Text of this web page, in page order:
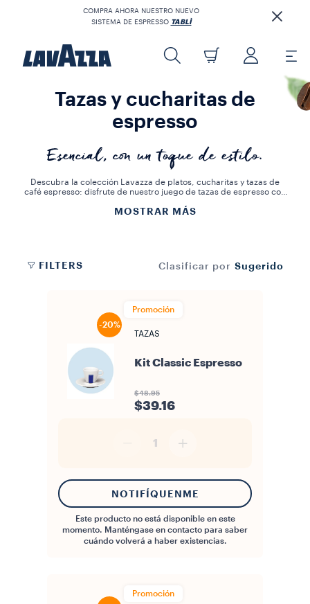
COMPRA AHORA NUESTRO NUEVO
SISTEMA DE ESPRESSO TABLÌ
Tazas y cucharitas de
espresso
Esencial, con un toque de estilo.
Descubra la colección Lavazza de platos, cucharitas y tazas de
café espresso: disfrute de nuestro juego de tazas de espresso con
Elija los accesorios ideales para darle a su hogar un toque de estilo
MOSTRAR MÁS
FILTERS Clasificar por Sugerido
Promoción
-20%
TAZAS
Kit Classic Espresso
$48.95
$39.16
1
NOTIFÍQUENME
Este producto no está disponible en este
momento. Manténgase en contacto para saber
cuándo volverá a haber existencias.
Promoción